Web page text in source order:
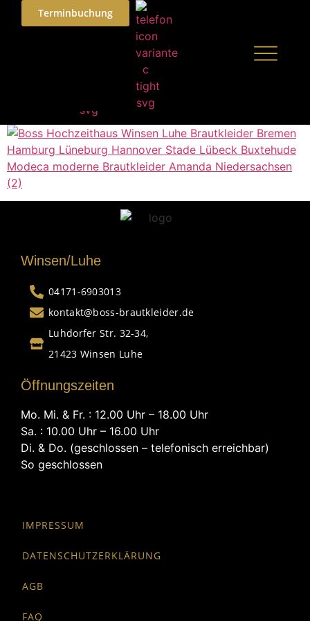
Terminbuchung
Winsen/Luhe
04171-6903013
kontakt@boss-brautkleider.de
Luhdorfer Str. 32-34,
21423 Winsen Luhe
Öffnungszeiten
Mo. Mi. & Fr. : 12.00 Uhr – 18.00 Uhr
Sa. : 10.00 Uhr – 16.00 Uhr
Di. & Do. (geschlossen – telefonisch erreichbar)
So geschlossen
IMPRESSUM
DATENSCHUTZERKLÄRUNG
AGB
FAQ